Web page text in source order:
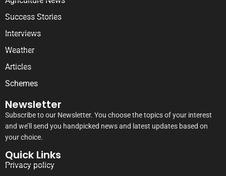
Success Stories
Interviews
Weather
Articles
Schemes
Newsletter
Subscribe to our Newsletter. You choose the topics of your interest
and we’ll send you handpicked news and latest updates based on
your choice.
Quick Links
Privacy policy